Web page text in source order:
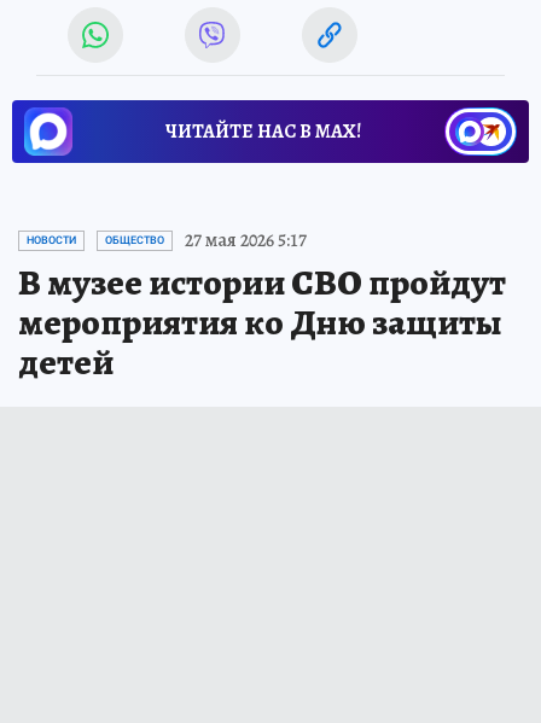
ЧИТАЙТЕ НАС В МАХ!
НОВОСТИ ОБЩЕСТВО 27 мая 2026 5:17
В музее истории СВО пройдут
мероприятия ко Дню защиты
детей